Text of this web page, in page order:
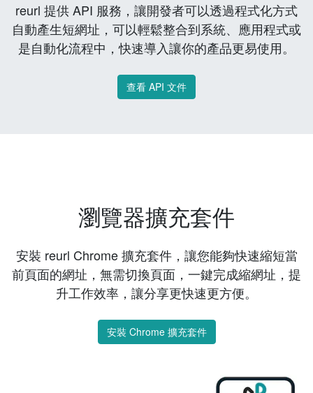
reurl 提供 API 服務，讓開發者可以透過程式化方式
自動產生短網址，可以輕鬆整合到系統、應用程式或
是自動化流程中，快速導入讓你的產品更易使用。
查看 API 文件
瀏覽器擴充套件
安裝 reurl Chrome 擴充套件，讓您能夠快速縮短當
前頁面的網址，無需切換頁面，一鍵完成縮網址，提
升工作效率，讓分享更快速更方便。
安裝 Chrome 擴充套件